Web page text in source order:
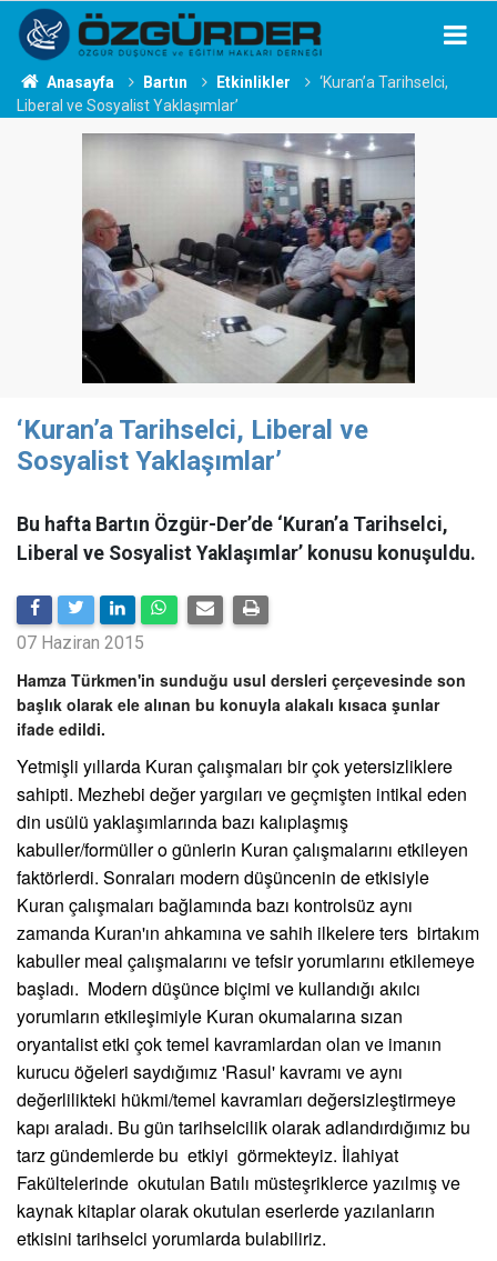
Anasayfa Bartın Etkinlikler
‘Kuran’a Tarihselci,
Liberal ve Sosyalist Yaklaşımlar’
‘Kuran’a Tarihselci, Liberal ve
Sosyalist Yaklaşımlar’
Bu hafta Bartın Özgür-Der’de ‘Kuran’a Tarihselci,
Liberal ve Sosyalist Yaklaşımlar’ konusu konuşuldu.
07 Haziran 2015
Hamza Türkmen'in sunduğu usul dersleri çerçevesinde son
başlık olarak ele alınan bu konuyla alakalı kısaca şunlar
ifade edildi.
Yetmişli yıllarda Kuran çalışmaları bir çok yetersizliklere
sahipti. Mezhebi değer yargıları ve geçmişten intikal eden
din usülü yaklaşımlarında bazı kalıplaşmış
kabuller/formüller o günlerin Kuran çalışmalarını etkileyen
faktörlerdi. Sonraları modern düşüncenin de etkisiyle
Kuran çalışmaları bağlamında bazı kontrolsüz aynı
zamanda Kuran'ın ahkamına ve sahih ilkelere ters birtakım
kabuller meal çalışmalarını ve tefsir yorumlarını etkilemeye
başladı. Modern düşünce biçimi ve kullandığı akılcı
yorumların etkileşimiyle Kuran okumalarına sızan
oryantalist etki çok temel kavramlardan olan ve imanın
kurucu öğeleri saydığımız 'Rasul' kavramı ve aynı
değerlilikteki hükmi/temel kavramları değersizleştirmeye
kapı araladı. Bu gün tarihselcilik olarak adlandırdığımız bu
tarz gündemlerde bu etkiyi görmekteyiz. İlahiyat
Fakültelerinde okutulan Batılı müsteşriklerce yazılmış ve
kaynak kitaplar olarak okutulan eserlerde yazılanların
etkisini tarihselci yorumlarda bulabiliriz.